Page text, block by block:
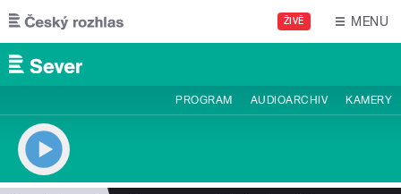
Přejít k hlavnímu obsahu
ŽIVĚ MENU
PROGRAM AUDIOARCHIV KAMERY